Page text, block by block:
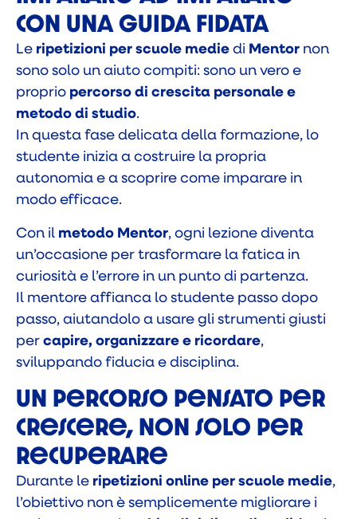
con una Guida fidata
Le ripetizioni per scuole mediedi Mentor non
sono solo un aiuto compiti: sono un vero e
proprio percorso di crescita personale e
metodo di studio.
In questa fase delicata della formazione, lo
studente inizia a costruire la propria
autonomia e a scoprire come imparare in
modo efficace.
Con il metodo Mentor, ogni lezione diventa
un’occasione per trasformare la fatica in
curiosità e l’errore in un punto di partenza.
Il mentore affianca lo studente passo dopo
passo, aiutandolo a usare gli strumenti giusti
percapire, organizzare e ricordare,
sviluppando fiducia e disciplina.
Un percorso pensato per
crescere, non solo per
recuperare
Durante le ripetizioni online per scuole medie,
l’obiettivo non è semplicemente migliorare i